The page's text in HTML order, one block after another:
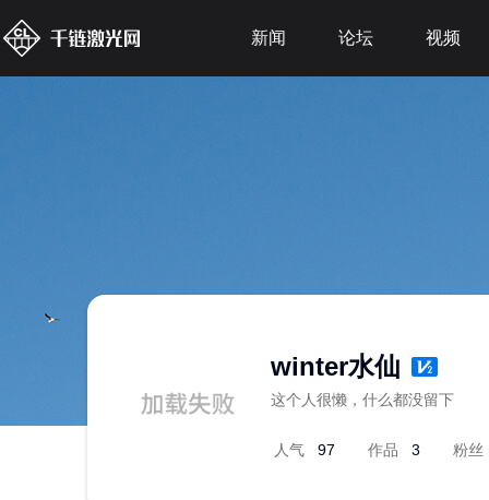
新闻 论坛 视频
winter水仙
这个人很懒，什么都没留下
人气 97 作品 3 粉丝